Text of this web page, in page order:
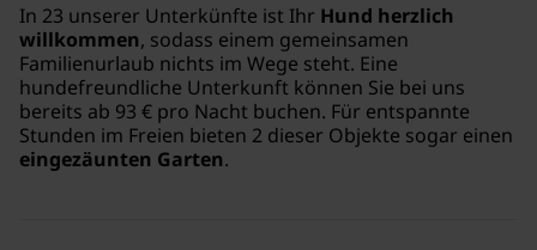
In 23 unserer Unterkünfte ist Ihr Hund herzlich
willkommen, sodass einem gemeinsamen
Familienurlaub nichts im Wege steht. Eine
hundefreundliche Unterkunft können Sie bei uns
bereits ab 93 € pro Nacht buchen. Für entspannte
Stunden im Freien bieten 2 dieser Objekte sogar einen
eingezäunten Garten.